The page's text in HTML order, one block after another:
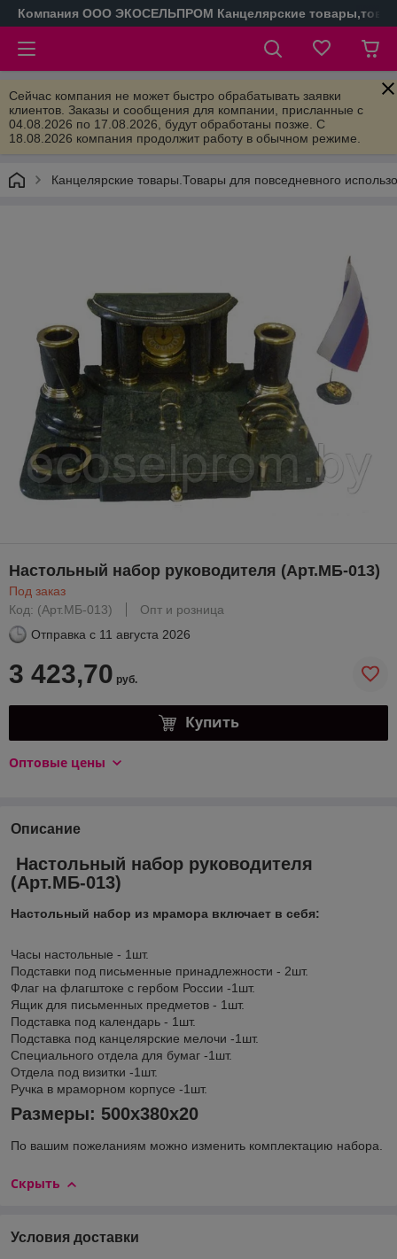
Компания ООО ЭКОСЕЛЬПРОМ Канцелярские
Сейчас компания не может быстро обрабатывать заявки
клиентов. Заказы и сообщения для компании, присланные с
04.08.2026 по 17.08.2026, будут обработаны позже. С
18.08.2026 компания продолжит работу в обычном режиме.
Канцелярские товары.Товары для повседневного
Настольный набор руководителя (Арт.МБ-013)
Под заказ
Код: (Арт.МБ-013)
Опт и розница
Отправка с 11 августа 2026
3 423,70 руб.
Купить
Оптовые цены
Описание
Настольный набор руководителя
(Арт.МБ-013)
Настольный набор из мрамора включает в себя:
Часы настольные - 1шт.
Подставки под письменные принадлежности - 2шт.
Флаг на флагштоке с гербом России -1шт.
Ящик для письменных предметов - 1шт.
Подставка под календарь - 1шт.
Подставка под канцелярские мелочи -1шт.
Специального отдела для бумаг -1шт.
Отдела под визитки -1шт.
Ручка в мраморном корпусе -1шт.
Размеры: 500x380x20
По вашим пожеланиям можно изменить комплектацию набора.
Скрыть
Условия доставки